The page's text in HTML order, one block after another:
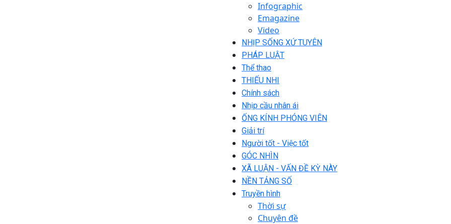
Infographic
Emagazine
Video
NHỊP SỐNG XỨ TUYÊN
PHÁP LUẬT
Thể thao
THIẾU NHI
Chính sách
Nhịp cầu nhân ái
ỐNG KÍNH PHÓNG VIÊN
Giải trí
Người tốt - Việc tốt
GÓC NHÌN
XÃ LUẬN - VẤN ĐỀ KỲ NÀY
NỀN TẢNG SỐ
Truyền hình
Thời sự
Chuyên đề